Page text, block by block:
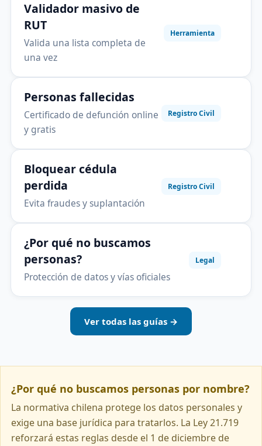
Validador masivo de
RUT
Valida una lista completa de
una vez
Herramienta
Personas fallecidas
Certificado de defunción online
y gratis
Registro Civil
Bloquear cédula
perdida
Evita fraudes y suplantación
Registro Civil
¿Por qué no buscamos
personas?
Protección de datos y vías oficiales
Legal
Ver todas las guías →
¿Por qué no buscamos personas por nombre?
La normativa chilena protege los datos personales y
exige una base jurídica para tratarlos. La Ley 21.719
reforzará estas reglas desde el 1 de diciembre de